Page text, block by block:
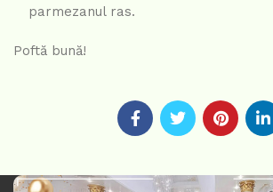
parmezanul ras.
Poftă bună!